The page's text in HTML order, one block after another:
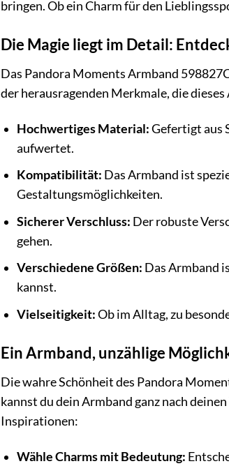
bringen. Ob ein Charm für den
Die Magie liegt im Detail:
Das Pandora Moments Armband
der herausragenden Merkmale, die
Hochwertiges Material:Gefertigt aus
aufwertet.
Kompatibilität: Das Armband ist
Gestaltungsmöglichkeiten.
Sicherer Verschluss: Der robuste
gehen.
Verschiedene Größen: Das Armband
kannst.
Vielseitigkeit:Ob im Alltag, zu
Ein Armband, unzählige
Die wahre Schönheit des Pandora
kannst du dein Armband ganz nach
Inspirationen:
Wähle Charms mit Bedeutung: